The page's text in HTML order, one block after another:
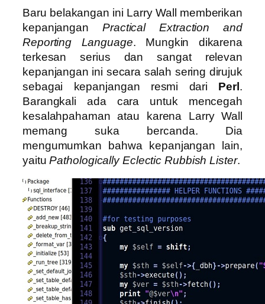
Baru belakangan ini Larry Wall memberikan
kepanjangan Practical Extraction and
Reporting Language. Mungkin dikarena
terkesan serius dan sangat relevan
kepanjangan ini secara salah sering dirujuk
sebagai kepanjangan resmi dari Perl.
Barangkali ada cara untuk mencegah
kesalahpahaman atau karena Larry Wall
memang suka bercanda. Dia
mengumumkan bahwa kepanjangan lain,
yaituPathologically Eclectic Rubbish Lister.